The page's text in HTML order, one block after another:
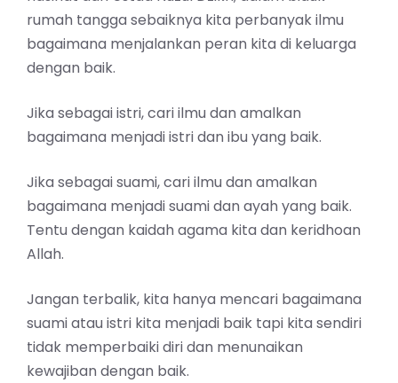
rumah tangga sebaiknya kita perbanyak ilmu
bagaimana menjalankan peran kita di keluarga
dengan baik.
Jika sebagai istri, cari ilmu dan amalkan
bagaimana menjadi istri dan ibu yang baik.
Jika sebagai suami, cari ilmu dan amalkan
bagaimana menjadi suami dan ayah yang baik.
Tentu dengan kaidah agama kita dan keridhoan
Allah.
Jangan terbalik, kita hanya mencari bagaimana
suami atau istri kita menjadi baik tapi kita sendiri
tidak memperbaiki diri dan menunaikan
kewajiban dengan baik.